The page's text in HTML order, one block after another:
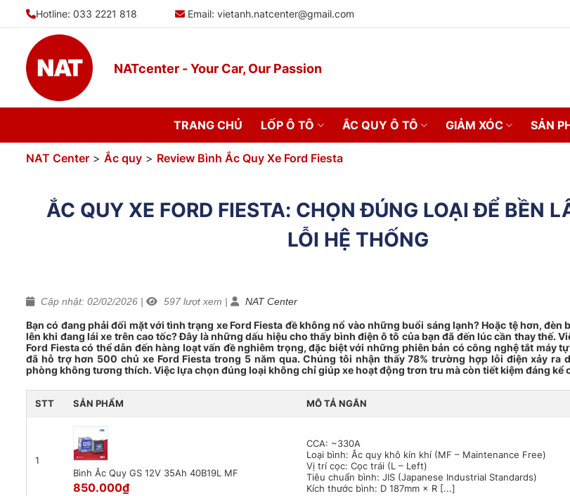
Hotline: 033 2221 818 Email: vietanh.natcenter@gmail.com
NATcenter - Your Car, Our Passion
TRANG CHỦ LỐP Ô TÔ ẮC QUY Ô TÔ GIẢM XÓC SẢN
NAT Center > Ắc quy > Review Bình Ắc Quy Xe Ford Fiesta
ẮC QUY XE FORD FIESTA: CHỌN ĐÚNG LOẠI ĐỂ BỀN
LỖI HỆ THỐNG
Cập nhật: 02/02/2026 | 597 lượt xem | NAT Center
Bạn có đang phải đối mặt với tình trạng xe Ford Fiesta đề không nổ vào những buổi sáng lạnh? Hoặc tệ hơn, đèn
lên khi đang lái xe trên cao tốc? Đây là những dấu hiệu cho thấy bình điện ô tô của bạn đã đến lúc cần thay thế.
Ford Fiesta có thể dẫn đến hàng loạt vấn đề nghiêm trọng, đặc biệt với những phiên bản có công nghệ tắt máy
đã hỗ trợ hơn 500 chủ xe Ford Fiesta trong 5 năm qua. Chúng tôi nhận thấy 78% trường hợp lỗi điện xảy ra
phòng không tương thích. Việc lựa chọn đúng loại không chỉ giúp xe hoạt động trơn tru mà còn tiết kiệm đáng kể
STT SẢN PHẨM MÔ TẢ NGẮN
1
Bình Ắc Quy GS 12V 35Ah 40B19L MF
850.000₫
CCA: ~330A
Loại bình: Ắc quy khô kín khí (MF – Maintenance Free)
Vị trí cọc: Cọc trái (L – Left)
Tiêu chuẩn bình: JIS (Japanese Industrial Standards)
Kích thước bình: D 187mm × R [...]